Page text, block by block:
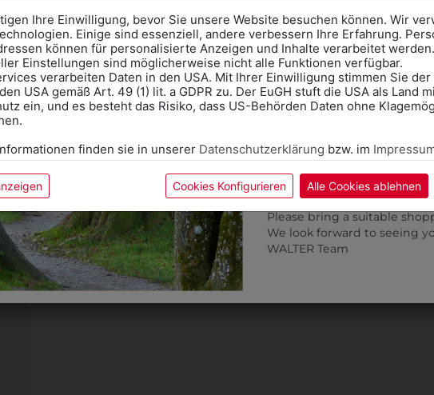
0KIH01LA39110
KNABENHEMD
€ 46,90
0ISK4063801
SCHULLOGO
€ 41,90
ZULETZT ANGESEHEN
Ihre Einwilligung, bevor Sie unsere Website besuchen können. Wir
Einige sind essenziell, andere verbessern Ihre Erfahrung.
können für personalisierte Anzeigen und Inhalte verarbeitet
Einstellungen sind möglicherweise nicht alle Funktionen verfügbar.
verarbeiten Daten in den USA. Mit Ihrer Einwilligung stimmen Sie
USA gemäß Art. 49 (1) lit. a GDPR zu. Der EuGH stuft die USA als Land
ein, und es besteht das Risiko, dass US-Behörden Daten ohne
finden sie in unserer Datenschutzerklärung bzw. im
Cookies Konfigurieren Alle Cookies ablehnen
das Kalendersymbol.
Ohne Termin kann es zu
Bitte nehmen Sie eine
für Ihren Einkauf mit.
Wir freuen uns - Das
correct school.
calendar icon.
Without an appointment,
Please bring a suitable
We look forward to seeing
WALTER Team